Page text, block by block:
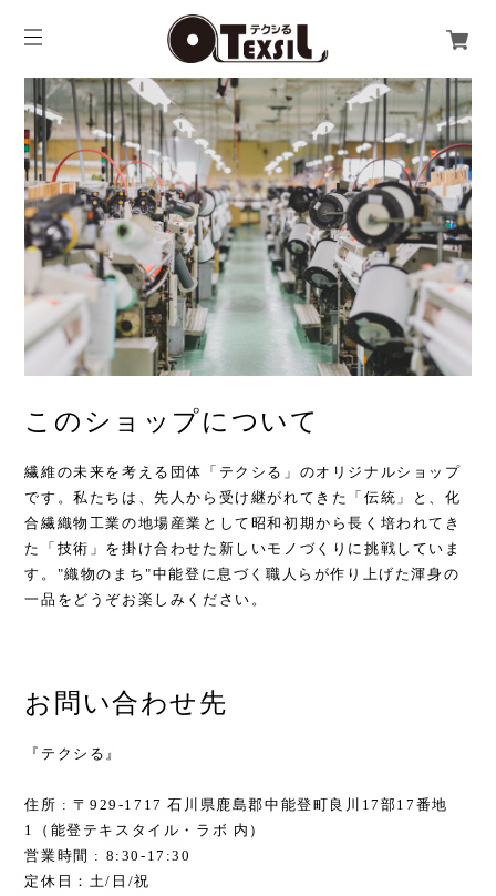
このショップについて
繊維の未来を考える団体「テクシる」のオリジナルショップ
です。私たちは、先人から受け継がれてきた「伝統」と、化
合繊織物工業の地場産業として昭和初期から長く培われてき
た「技術」を掛け合わせた新しいモノづくりに挑戦していま
す。"織物のまち"中能登に息づく職人らが作り上げた渾身の
一品をどうぞお楽しみください。
お問い合わせ先
『テクシる』
住所 : 〒929-1717 石川県鹿島郡中能登町良川17部17番地
1（能登テキスタイル・ラボ 内）
営業時間 : 8:30-17:30
定休日：土/日/祝